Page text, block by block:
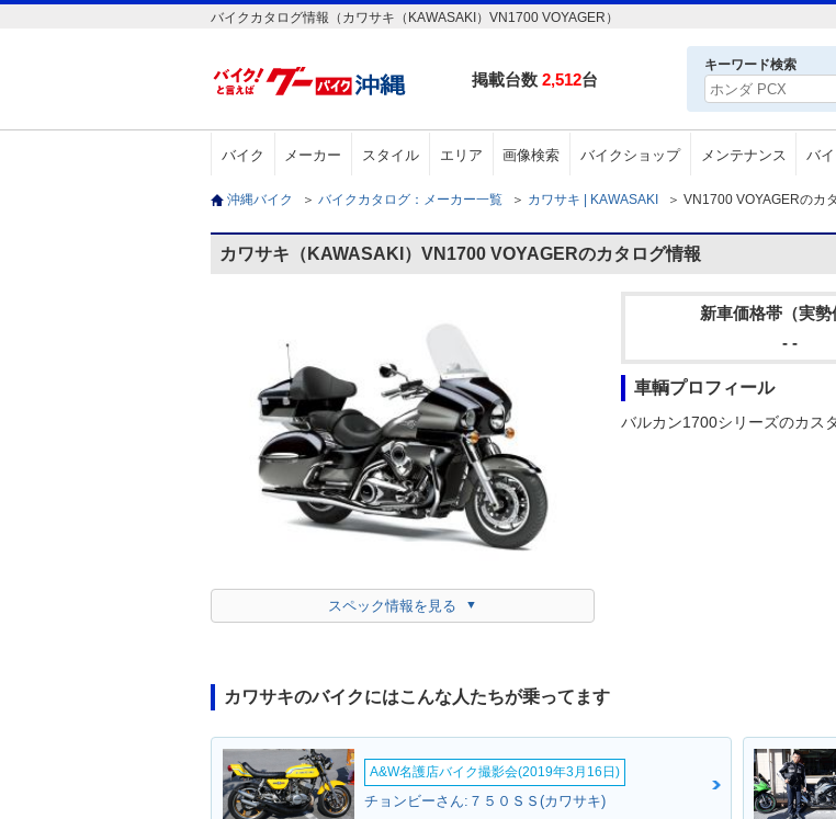
バイクカタログ情報（カワサキ（KAWASAKI）VN1700 VOYAGER）
掲載台数 2,512台
キーワード検索
バイク メーカー スタイル エリア 画像検索 バイクショップ メンテナンス バ
沖縄バイク ＞ バイクカタログ：メーカー一覧 ＞ カワサキ | KAWASAKI ＞ VN1700 VOYAGERのカ
カワサキ（KAWASAKI）VN1700 VOYAGERのカタログ情報
スペック情報を見る
新車価格帯（実勢
- -
車輌プロフィール
バルカン1700シリーズのカス
カワサキのバイクにはこんな人たちが乗ってます
A&W名護店バイク撮影会(2019年3月16日)
チョンビーさん:７５０ＳＳ(カワサキ)